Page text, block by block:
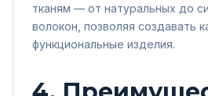
тканям — от натуральных до
волокон, позволяя создавать
функциональные изделия.